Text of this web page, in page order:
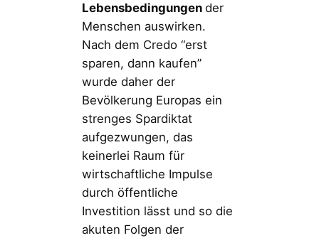
Lebensbedingungender
Menschen auswirken.
Nach dem Credo “erst
sparen, dann kaufen”
wurde daher der
Bevölkerung Europas ein
strenges Spardiktat
aufgezwungen, das
keinerlei Raum für
wirtschaftliche Impulse
durch öffentliche
Investition lässt und so die
akuten Folgen der